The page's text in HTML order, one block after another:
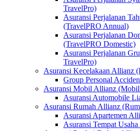
TravelPro)
Asuransi Perjalanan
(TravelPRO Annual)
Asuransi Perjalanan
(TravelPRO Domestic)
Asuransi Perjalanan
TravelPro)
Asuransi Kecelakaan Allianz
Group Personal
Asuransi Mobil Allianz
Asuransi Automobile
Asuransi Rumah Allianz
Asuransi Apartemen
Asuransi Tempat